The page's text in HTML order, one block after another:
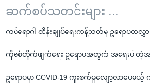
ဆက်စပ်သတင်းများ ...
ကပ်ရောဂါ ထိန်းချုပ်ရေးကန့်သတ်မှု ဥရောပတလွှ
ကိုဗစ်တိုက်ဖျက်ရေး ဥရောပအတွက် အရေးပါတဲ့အ
ဥရောပမှာ COVID-19 ကူးစက်မှုလျော့လာပေမ